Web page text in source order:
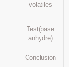
volatiles
Test(base
anhydre)
Conclusion